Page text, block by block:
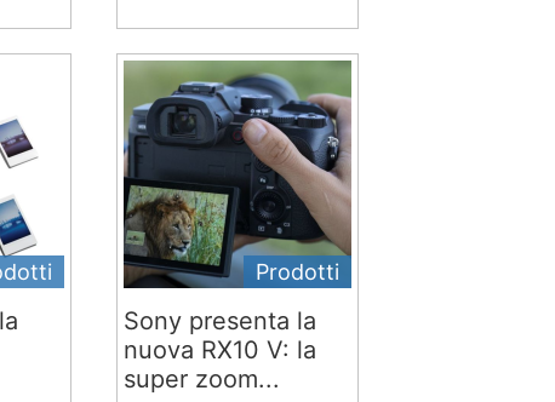
Prodotti
Sony presenta la
nuova RX10 V: la
super zoom...